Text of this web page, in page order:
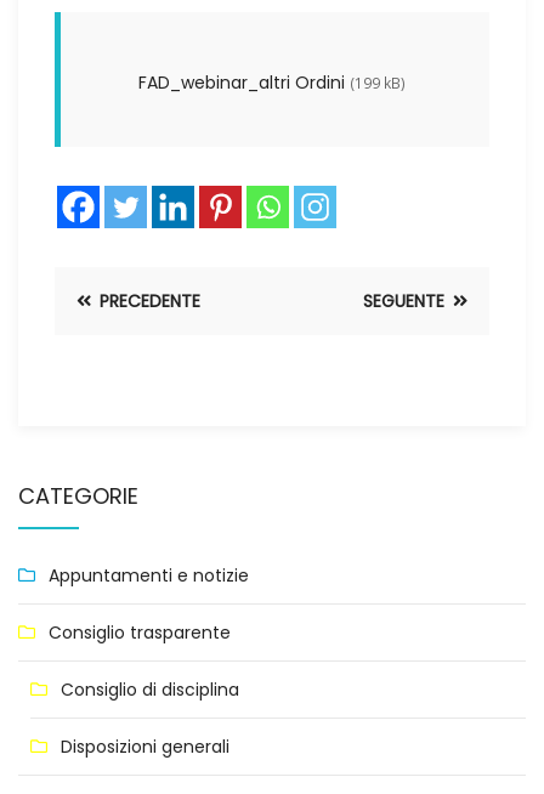
FAD_webinar_altri Ordini (199 kB)
PRECEDENTE SEGUENTE
CATEGORIE
Appuntamenti e notizie
Consiglio trasparente
Consiglio di disciplina
Disposizioni generali